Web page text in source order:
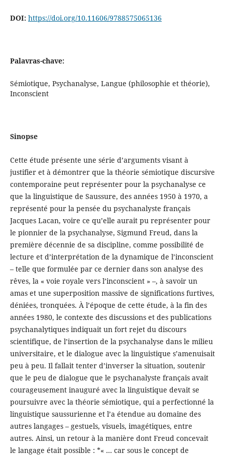
DOI: https://doi.org/10.11606/9788575065136
Palavras-chave:
Sémiotique, Psychanalyse, Langue (philosophie et théorie),
Inconscient
Sinopse
Cette étude présente une série d’arguments visant à
justifier et à démontrer que la théorie sémiotique discursive
contemporaine peut représenter pour la psychanalyse ce
que la linguistique de Saussure, des années 1950 à 1970, a
représenté pour la pensée du psychanalyste français
Jacques Lacan, voire ce qu’elle aurait pu représenter pour
le pionnier de la psychanalyse, Sigmund Freud, dans la
première décennie de sa discipline, comme possibilité de
lecture et d’interprétation de la dynamique de l’inconscient
– telle que formulée par ce dernier dans son analyse des
rêves, la « voie royale vers l’inconscient » –, à savoir un
amas et une superposition massive de significations furtives,
déniées, tronquées. À l’époque de cette étude, à la fin des
années 1980, le contexte des discussions et des publications
psychanalytiques indiquait un fort rejet du discours
scientifique, de l’insertion de la psychanalyse dans le milieu
universitaire, et le dialogue avec la linguistique s’amenuisait
peu à peu. Il fallait tenter d’inverser la situation, soutenir
que le peu de dialogue que le psychanalyste français avait
courageusement inauguré avec la linguistique devait se
poursuivre avec la théorie sémiotique, qui a perfectionné la
linguistique saussurienne et l’a étendue au domaine des
autres langages – gestuels, visuels, imagétiques, entre
autres. Ainsi, un retour à la manière dont Freud concevait
le langage était possible : *« … car sous le concept de